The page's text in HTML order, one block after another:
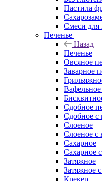
Пастила
Смеси для
Печенье
Назад
Печенье
Овсяное
Заварное
Вафельное
Сдобное
Сдобное с
Слоеное
Слоеное с
Сахарное
Сахарное
Затяжное
Затяжное
Крекер